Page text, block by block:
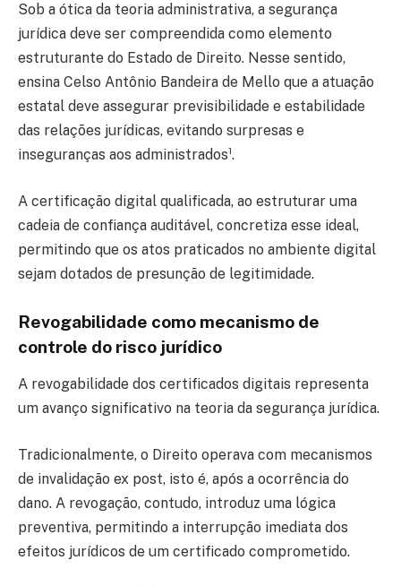
Sob a ótica da teoria administrativa, a segurança
jurídica deve ser compreendida como elemento
estruturante do Estado de Direito. Nesse sentido,
ensina Celso Antônio Bandeira de Mello que a atuação
estatal deve assegurar previsibilidade e estabilidade
das relações jurídicas, evitando surpresas e
inseguranças aos administrados¹.
A certificação digital qualificada, ao estruturar uma
cadeia de confiança auditável, concretiza esse ideal,
permitindo que os atos praticados no ambiente digital
sejam dotados de presunção de legitimidade.
Revogabilidade como mecanismo de
controle do risco jurídico
A revogabilidade dos certificados digitais representa
um avanço significativo na teoria da segurança jurídica.
Tradicionalmente, o Direito operava com mecanismos
de invalidação ex post, isto é, após a ocorrência do
dano. A revogação, contudo, introduz uma lógica
preventiva, permitindo a interrupção imediata dos
efeitos jurídicos de um certificado comprometido.